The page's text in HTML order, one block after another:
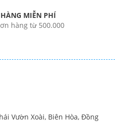
MIỄN PHÍ
hàng từ 500.000
Vườn Xoài, Biên Hòa, Đồng